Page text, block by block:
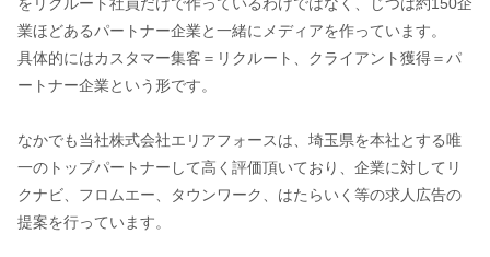
をリクルート社員だけで作っているわけではなく、じつは約150企
業ほどあるパートナー企業と一緒にメディアを作っています。
具体的にはカスタマー集客＝リクルート、クライアント獲得＝パ
ートナー企業という形です。
なかでも当社株式会社エリアフォースは、埼玉県を本社とする唯
一のトップパートナーして高く評価頂いており、企業に対してリ
クナビ、フロムエー、タウンワーク、はたらいく等の求人広告の
提案を行っています。